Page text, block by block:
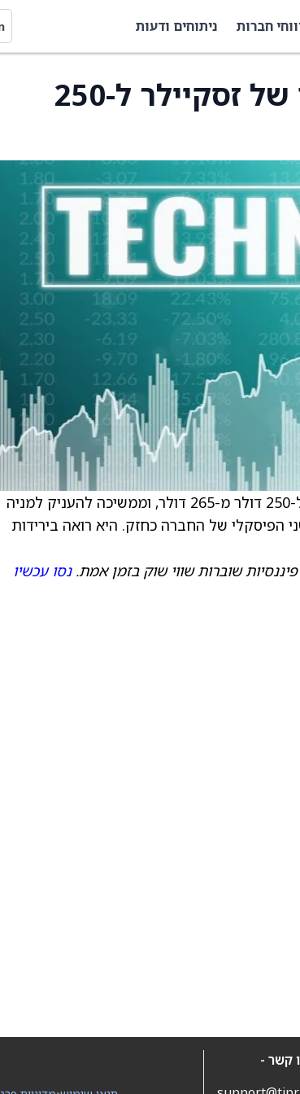
חברות ניתוחים ודעות
מיזוהו הורידה את מחיר היעד של זסקיילר ל-250
) ל-250 דולר מ-265 דולר, וממשיכה להעניק למניה
הפיסקלי של החברה כחזק. היא רואה בירידות
שוברות שווי שוק בזמן אמת.נסו עכשיו
קשר -